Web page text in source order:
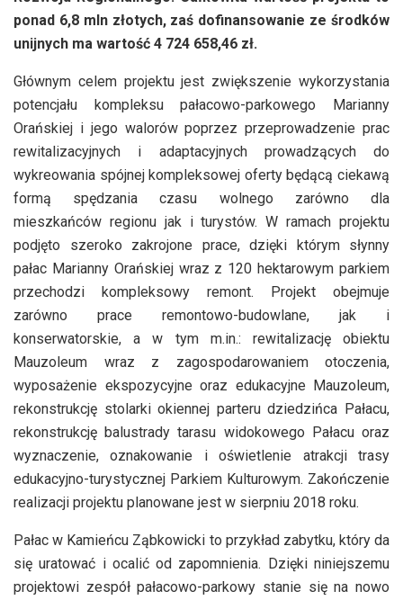
ponad 6,8 mln złotych, zaś dofinansowanie ze środków
unijnych ma wartość 4 724 658,46 zł.
Głównym celem projektu jest zwiększenie wykorzystania
potencjału kompleksu pałacowo-parkowego Marianny
Orańskiej i jego walorów poprzez przeprowadzenie prac
rewitalizacyjnych i adaptacyjnych prowadzących do
wykreowania spójnej kompleksowej oferty będącą ciekawą
formą spędzania czasu wolnego zarówno dla
mieszkańców regionu jak i turystów. W ramach projektu
podjęto szeroko zakrojone prace, dzięki którym słynny
pałac Marianny Orańskiej wraz z 120 hektarowym parkiem
przechodzi kompleksowy remont. Projekt obejmuje
zarówno prace remontowo-budowlane, jak i
konserwatorskie, a w tym m.in.: rewitalizację obiektu
Mauzoleum wraz z zagospodarowaniem otoczenia,
wyposażenie ekspozycyjne oraz edukacyjne Mauzoleum,
rekonstrukcję stolarki okiennej parteru dziedzińca Pałacu,
rekonstrukcję balustrady tarasu widokowego Pałacu oraz
wyznaczenie, oznakowanie i oświetlenie atrakcji trasy
edukacyjno-turystycznej Parkiem Kulturowym. Zakończenie
realizacji projektu planowane jest w sierpniu 2018 roku.
Pałac w Kamieńcu Ząbkowicki to przykład zabytku, który da
się uratować i ocalić od zapomnienia. Dzięki niniejszemu
projektowi zespół pałacowo-parkowy stanie się na nowo